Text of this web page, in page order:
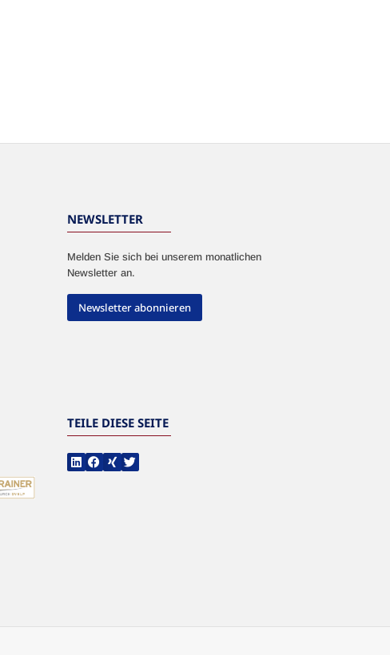
NEWSLETTER
Melden Sie sich bei unserem monatlichen
Newsletter an.
Newsletter abonnieren
TEILE DIESE SEITE